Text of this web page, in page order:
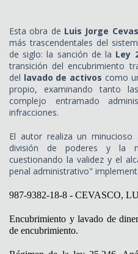
Esta obra de Luis Jorge
más trascendentales del
de siglo: la sanción de la Ley
transición del encubrimiento
del lavado de activos como
propio, examinando tanto
complejo entramado
infracciones.
El autor realiza un minucioso
división de poderes y la
cuestionando la validez y el
penal administrativo"
987-9382-18-8 - CEVASCO,
Encubrimiento y lavado de
de encubrimiento.